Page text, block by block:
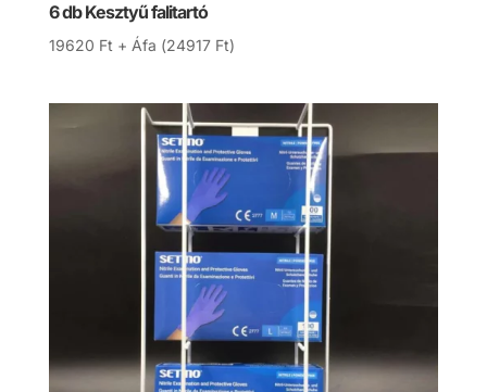
6 db Kesztyű falitartó
19620 Ft + Áfa (24917 Ft)